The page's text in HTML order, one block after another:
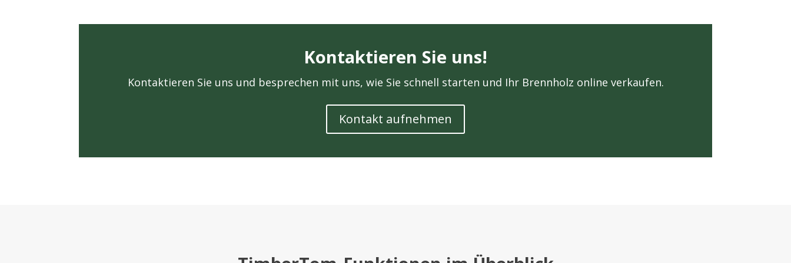
Kontaktieren Sie uns!
Kontaktieren Sie uns und besprechen mit uns, wie Sie schnell starten und Ihr Brennholz online verkaufen.
Kontakt aufnehmen